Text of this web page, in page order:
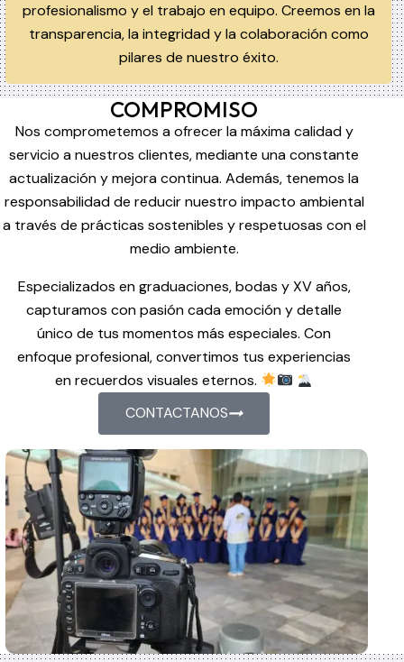
profesionalismo y el trabajo en equipo. Creemos en la
transparencia, la integridad y la colaboración como
pilares de nuestro éxito.
COMPROMISO
Nos comprometemos a ofrecer la máxima calidad y
servicio a nuestros clientes, mediante una constante
actualización y mejora continua. Además, tenemos la
responsabilidad de reducir nuestro impacto ambiental
a través de prácticas sostenibles y respetuosas con el
medio ambiente.
Especializados en graduaciones, bodas y XV años,
capturamos con pasión cada emoción y detalle
único de tus momentos más especiales. Con
enfoque profesional, convertimos tus experiencias
en recuerdos visuales eternos.
CONTACTANOS